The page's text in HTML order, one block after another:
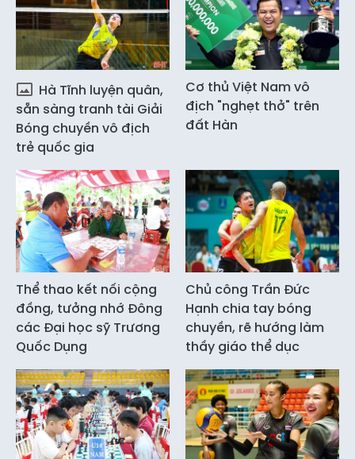
Hà Tĩnh luyện quân,
sẵn sàng tranh tài Giải
Bóng chuyền vô địch
trẻ quốc gia
Cơ thủ Việt Nam vô
địch "nghẹt thở" trên
đất Hàn
Thể thao kết nối cộng
đồng, tưởng nhớ Đông
các Đại học sỹ Trương
Quốc Dụng
Chủ công Trần Đức
Hạnh chia tay bóng
chuyền, rẽ hướng làm
thầy giáo thể dục